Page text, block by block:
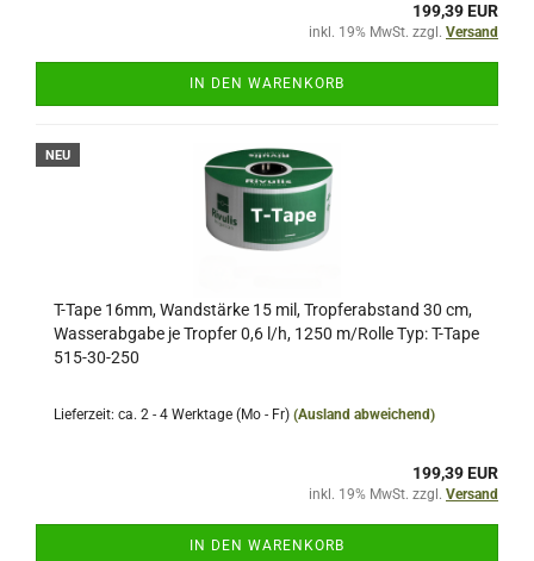
199,39 EUR
inkl. 19% MwSt. zzgl. Versand
IN DEN WARENKORB
NEU
T-Tape 16mm, Wandstärke 15 mil, Tropferabstand 30 cm,
Wasserabgabe je Tropfer 0,6 l/h, 1250 m/Rolle Typ: T-Tape
515-30-250
Lieferzeit: ca. 2 - 4 Werktage (Mo - Fr) (Ausland abweichend)
199,39 EUR
inkl. 19% MwSt. zzgl. Versand
IN DEN WARENKORB